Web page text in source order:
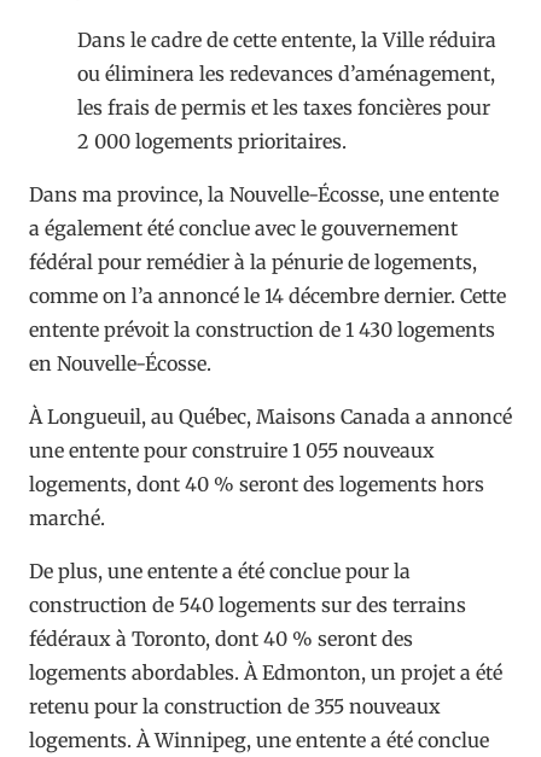
Dans le cadre de cette entente, la Ville réduira
ou éliminera les redevances d’aménagement,
les frais de permis et les taxes foncières pour
2 000 logements prioritaires.
Dans ma province, la Nouvelle-Écosse, une entente
a également été conclue avec le gouvernement
fédéral pour remédier à la pénurie de logements,
comme on l’a annoncé le 14 décembre dernier. Cette
entente prévoit la construction de 1 430 logements
en Nouvelle-Écosse.
À Longueuil, au Québec, Maisons Canada a annoncé
une entente pour construire 1 055 nouveaux
logements, dont 40 % seront des logements hors
marché.
De plus, une entente a été conclue pour la
construction de 540 logements sur des terrains
fédéraux à Toronto, dont 40 % seront des
logements abordables. À Edmonton, un projet a été
retenu pour la construction de 355 nouveaux
logements. À Winnipeg, une entente a été conclue